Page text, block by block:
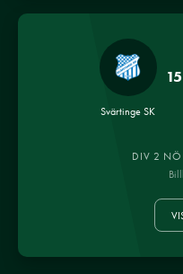
Svärtinge SK
DIV 2 NÖ